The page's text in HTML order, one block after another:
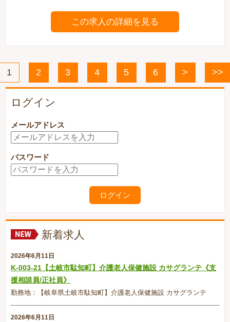
この求人の詳細を見る
1 2 3 4 5 6 > >>
ログイン
メールアドレス
パスワード
新着求人
2026年6月11日
K-003-21【土岐市駄知町】介護老人保健施設 カサグランテ《支
援相談員/正社員》
勤務地：【岐阜県土岐市駄知町】介護老人保健施設 カサグランテ
2026年6月11日